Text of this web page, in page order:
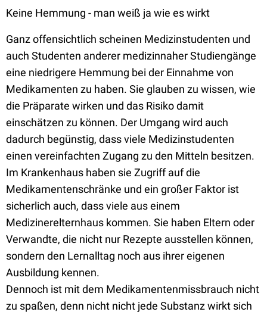
Keine Hemmung - man weiß ja wie es wirkt
Ganz offensichtlich scheinen Medizinstudenten und
auch Studenten anderer medizinnaher Studiengänge
eine niedrigere Hemmung bei der Einnahme von
Medikamenten zu haben. Sie glauben zu wissen, wie
die Präparate wirken und das Risiko damit
einschätzen zu können. Der Umgang wird auch
dadurch begünstig, dass viele Medizinstudenten
einen vereinfachten Zugang zu den Mitteln besitzen.
Im Krankenhaus haben sie Zugriff auf die
Medikamentenschränke und ein großer Faktor ist
sicherlich auch, dass viele aus einem
Medizinerelternhaus kommen. Sie haben Eltern oder
Verwandte, die nicht nur Rezepte ausstellen können,
sondern den Lernalltag noch aus ihrer eigenen
Ausbildung kennen.
Dennoch ist mit dem Medikamentenmissbrauch nicht
zu spaßen, denn nicht nicht jede Substanz wirkt sich